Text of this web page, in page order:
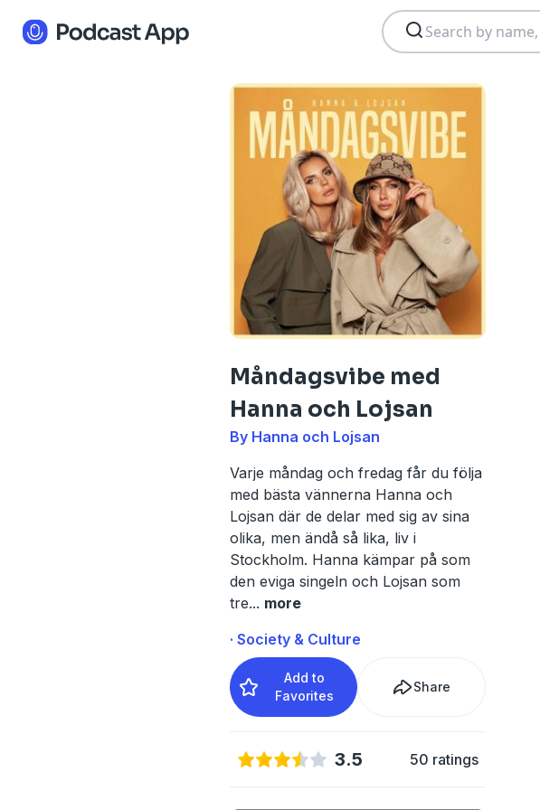
Måndagsvibe med
Hanna och Lojsan
By Hanna och Lojsan
Varje måndag och fredag får du följa
med bästa vännerna Hanna och
Lojsan där de delar med sig av sina
olika, men ändå så lika, liv i
Stockholm. Hanna kämpar på som
den eviga singeln och Lojsan som
tre... more
· Society & Culture
Add to
Favorites
Share
3.5 50 ratings